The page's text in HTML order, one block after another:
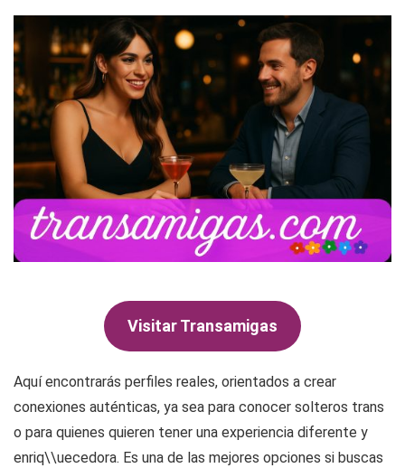
Visitar Transamigas
Aquí encontrarás perfiles reales, orientados a crear
conexiones auténticas, ya sea para conocer solteros trans
o para quienes quieren tener una experiencia diferente y
enriq\\uecedora. Es una de las mejores opciones si buscas